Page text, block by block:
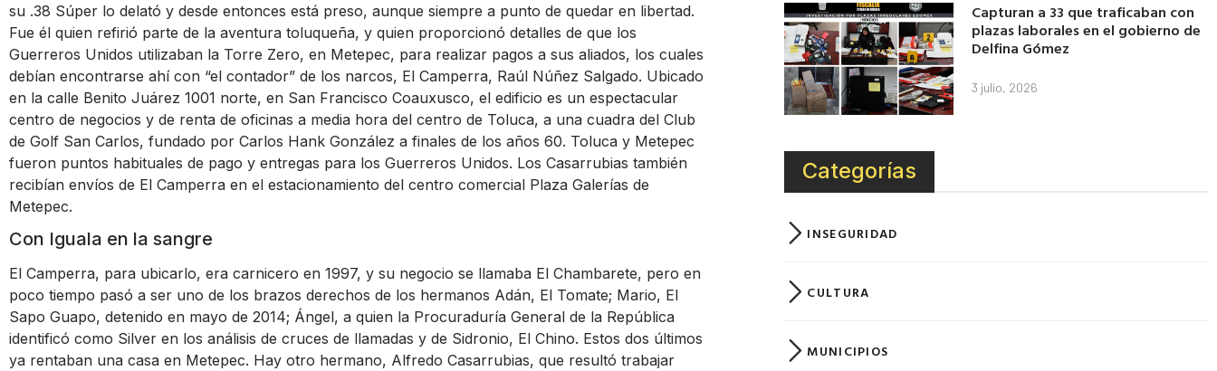
su .38 Súper lo delató y desde entonces está preso, aunque siempre a punto de quedar en libertad.
Fue él quien refirió parte de la aventura toluqueña, y quien proporcionó detalles de que los
Guerreros Unidos utilizaban la Torre Zero, en Metepec, para realizar pagos a sus aliados, los cuales
debían encontrarse ahí con “el contador” de los narcos, El Camperra, Raúl Núñez Salgado. Ubicado
en la calle Benito Juárez 1001 norte, en San Francisco Coauxusco, el edificio es un espectacular
centro de negocios y de renta de oficinas a media hora del centro de Toluca, a una cuadra del Club
de Golf San Carlos, fundado por Carlos Hank González a finales de los años 60. Toluca y Metepec
fueron puntos habituales de pago y entregas para los Guerreros Unidos. Los Casarrubias también
recibían envíos de El Camperra en el estacionamiento del centro comercial Plaza Galerías de
Metepec.
Con Iguala en la sangre
El Camperra, para ubicarlo, era carnicero en 1997, y su negocio se llamaba El Chambarete, pero en
poco tiempo pasó a ser uno de los brazos derechos de los hermanos Adán, El Tomate; Mario, El
Sapo Guapo, detenido en mayo de 2014; Ángel, a quien la Procuraduría General de la República
identificó como Silver en los análisis de cruces de llamadas y de Sidronio, El Chino. Estos dos últimos
ya rentaban una casa en Metepec. Hay otro hermano, Alfredo Casarrubias, que resultó trabajar
Capturan a 33 que traficaban con
plazas laborales en el gobierno de
Delfina Gómez
3 julio, 2026
Categorías
INSEGURIDAD
CULTURA
MUNICIPIOS